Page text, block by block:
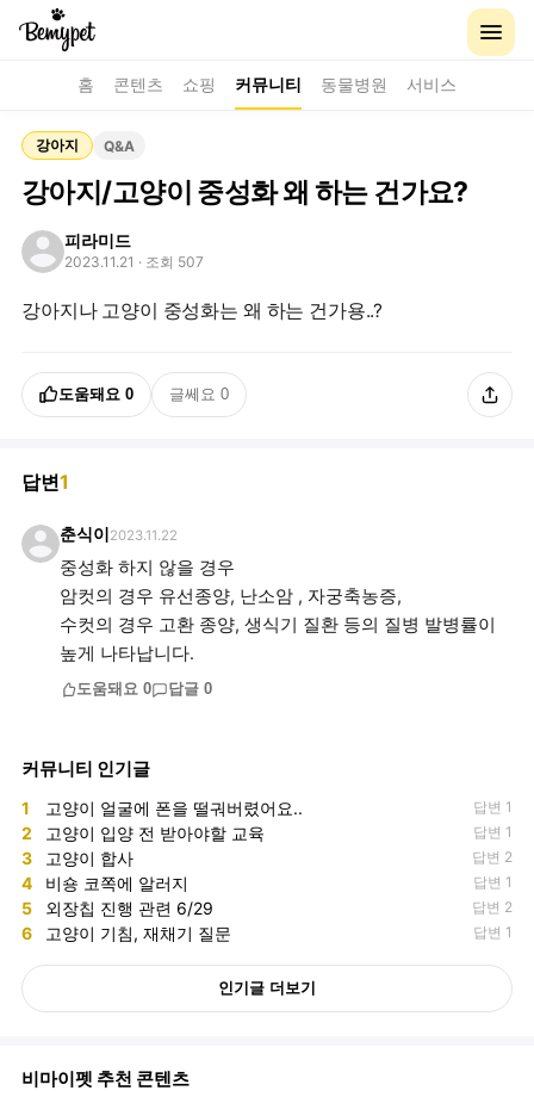
홈 콘텐츠 쇼핑 커뮤니티 동물병원 서비스
강아지 Q&A
강아지/고양이 중성화 왜 하는 건가요?
피라미드
2023.11.21 · 조회 507
강아지나 고양이 중성화는 왜 하는 건가용..?
도움돼요 0 글쎄요 0
답변1
춘식이 2023.11.22
중성화 하지 않을 경우
암컷의 경우 유선종양, 난소암 , 자궁축농증,
수컷의 경우 고환 종양, 생식기 질환 등의 질병 발병률이
도움돼요 0 답글 0
커뮤니티 인기글
1 고양이 얼굴에 폰을 떨궈버렸어요.. 답변 1
2 고양이 입양 전 받아야할 교육 답변 1
3 고양이 합사 답변 2
4 비숑 코쪽에 알러지 답변 1
5 외장칩 진행 관련 6/29 답변 2
6 고양이 기침, 재채기 질문 답변 1
인기글 더보기
비마이펫 추천 콘텐츠